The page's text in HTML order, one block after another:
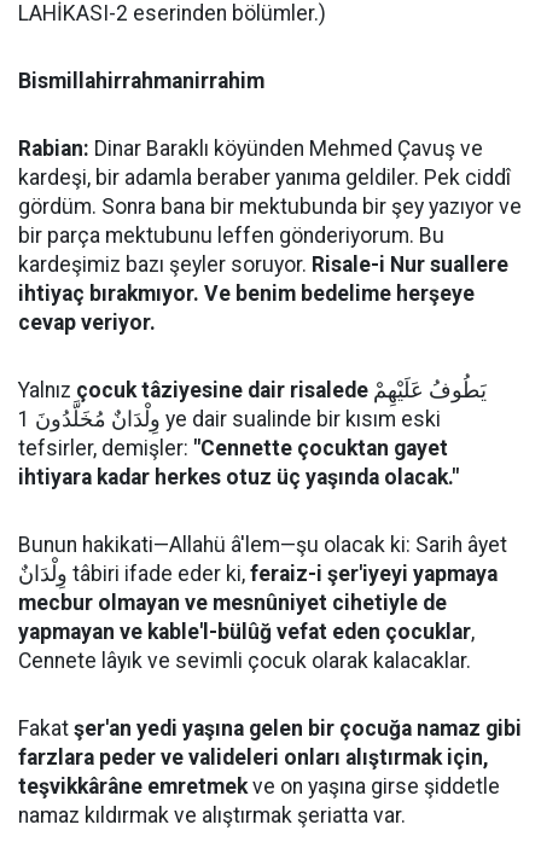
LAHİKASI-2 eserinden bölümler.)
Bismillahirrahmanirrahim
Rabian: Dinar Baraklı köyünden Mehmed Çavuş ve
kardeşi, bir adamla beraber yanıma geldiler. Pek ciddî
gördüm. Sonra bana bir mektubunda bir şey yazıyor ve
bir parça mektubunu leffen gönderiyorum. Bu
kardeşimiz bazı şeyler soruyor. Risale-i Nur suallere
ihtiyaç bırakmıyor. Ve benim bedelime herşeye
cevap veriyor.
Yalnız çocuk tâziyesine dair risalede
وِلْدَانٌ مُخَلَّدُونَ 1 ye dair sualinde bir kısım eski
tefsirler, demişler: "Cennette çocuktan gayet
ihtiyara kadar herkes otuz üç yaşında olacak."
Bunun hakikati—Allahü â'lem—şu olacak ki: Sarih âyet
وِلْدَانٌ tâbiri ifade eder ki, feraiz-i şer'iyeyi yapmaya
mecbur olmayan ve mesnûniyet cihetiyle de
yapmayan ve kable'l-bülûğ vefat eden çocuklar,
Cennete lâyık ve sevimli çocuk olarak kalacaklar.
Fakat şer'an yedi yaşına gelen bir çocuğa namaz gibi
farzlara peder ve valideleri onları alıştırmak için,
teşvikkârâne emretmekve on yaşına girse şiddetle
namaz kıldırmak ve alıştırmak şeriatta var.